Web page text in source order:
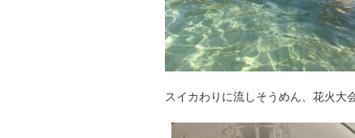
スイカわりに流しそうめん、花火大